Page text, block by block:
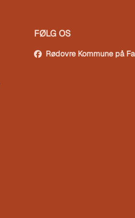
FØLG OS
Rødovre Kommune på